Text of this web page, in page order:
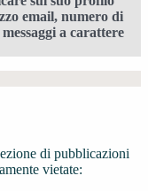
email, numero di
a carattere
di pubblicazioni
vietate: